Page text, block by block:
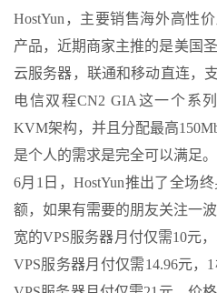
HostYun，主要销售海外高性
产品，近期商家主推的是美国
云服务器，联通和移动直连，
电信双程CN2 GIA这一个系
KVM架构，并且分配最高
是个人的需求是完全可以满足。
6月1日，HostYun推出了全场
额，如果有需要的朋友关注一
宽的VPS服务器月付仅需10元
VPS服务器月付仅需14.96元，